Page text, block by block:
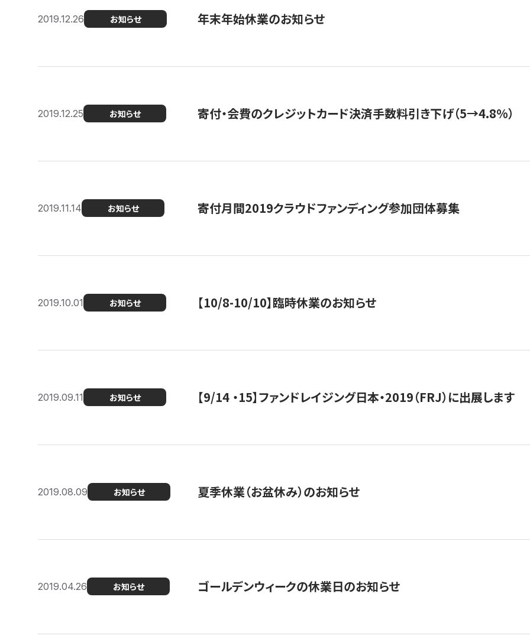
2019.12.26 お知らせ 年末年始休業のお知らせ
2019.12.25 お知らせ 寄付・会費のクレジットカード決済手数料引き下げ（5→4.8%）
2019.11.14 お知らせ 寄付月間2019クラウドファンディング参加団体募集
2019.10.01 お知らせ 【10/8-10/10】臨時休業のお知らせ
2019.09.11 お知らせ 【9/14 ・15】ファンドレイジング日本・2019（FRJ）に出展します
2019.08.09 お知らせ 夏季休業（お盆休み）のお知らせ
2019.04.26 お知らせ ゴールデンウィークの休業日のお知らせ